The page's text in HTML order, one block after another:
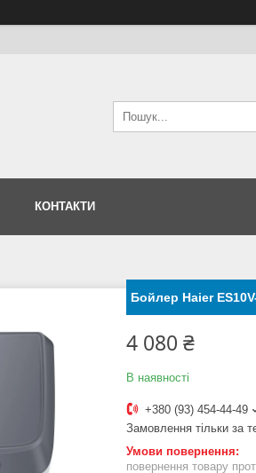
КОНТАКТИ
Бойлер Haier
4 080 ₴
В наявності
+380 (93) 454-44-49
Замовлення тільки за
повернення товару